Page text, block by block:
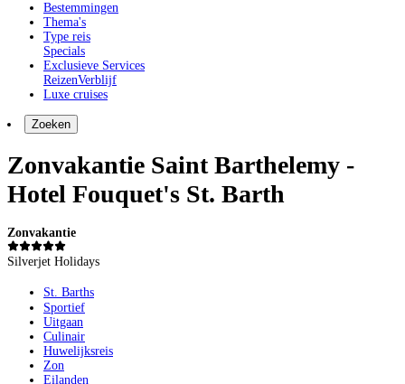
Bestemmingen
Thema's
Type reis
Specials
Exclusieve Services
ReizenVerblijf
Luxe cruises
Zoeken
Zonvakantie Saint Barthelemy -
Hotel Fouquet's St. Barth
Zonvakantie
Silverjet Holidays
St. Barths
Sportief
Uitgaan
Culinair
Huwelijksreis
Zon
Eilanden